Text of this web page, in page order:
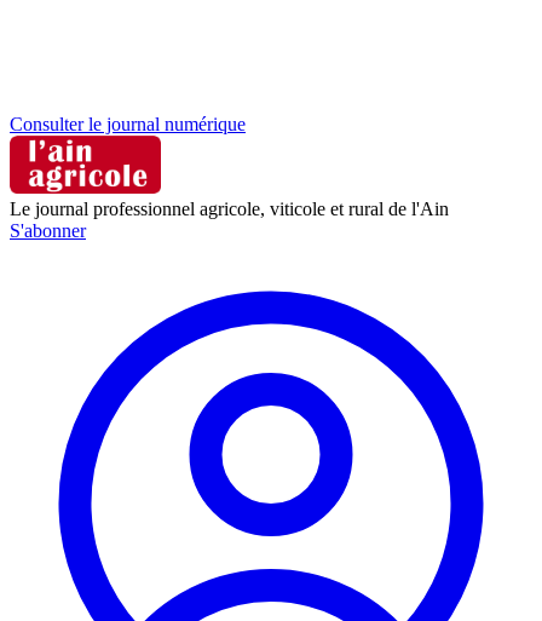
Consulter le journal numérique
Le journal professionnel agricole, viticole et rural de l'Ain
S'abonner